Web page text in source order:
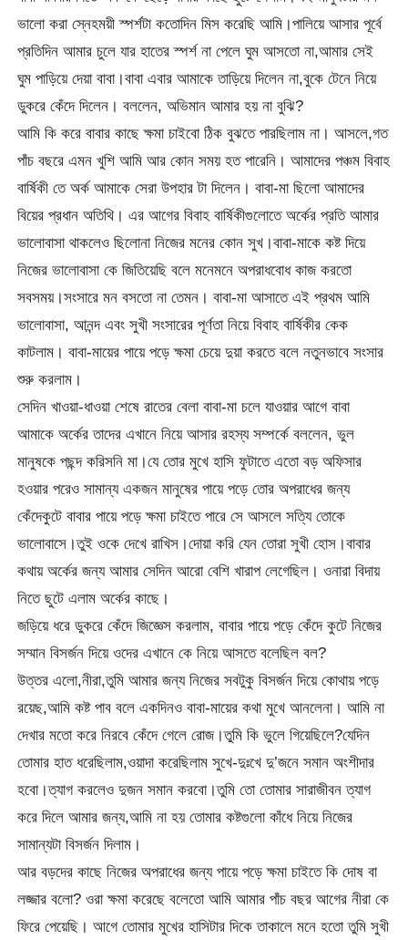
ভালো করা স্নেহময়ী স্পর্শটা কতোদিন মিস করেছি আমি।পালিয়ে আসার পূর্বে
প্রতিদিন আমার চুলে যার হাতের স্পর্শ না পেলে ঘুম আসতো না,আমার সেই
ঘুম পাড়িয়ে দেয়া বাবা।বাবা এবার আমাকে তাড়িয়ে দিলেন না,বুকে টেনে নিয়ে
ডুকরে কেঁদে দিলেন। বললেন, অভিমান আমার হয় না বুঝি?
আমি কি করে বাবার কাছে ক্ষমা চাইবো ঠিক বুঝতে পারছিলাম না। আসলে,গত
পাঁচ বছরে এমন খুশি আমি আর কোন সময় হত পারেনি। আমাদের পঞ্চম বিবাহ
বার্ষিকী তে অর্ক আমাকে সেরা উপহার টা দিলেন। বাবা-মা ছিলো আমাদের
বিয়ের প্রধান অতিথি। এর আগের বিবাহ বার্ষিকীগুলোতে অর্কের প্রতি আমার
ভালোবাসা থাকলেও ছিলোনা নিজের মনের কোন সুখ।বাবা-মাকে কষ্ট দিয়ে
নিজের ভালোবাসা কে জিতিয়েছি বলে মনেমনে অপরাধবোধ কাজ করতো
সবসময়।সংসারে মন বসতো না তেমন। বাবা-মা আসাতে এই প্রথম আমি
ভালোবাসা, আনন্দ এবং সুখী সংসারের পূর্ণতা নিয়ে বিবাহ বার্ষিকীর কেক
কাটলাম। বাবা-মায়ের পায়ে পড়ে ক্ষমা চেয়ে দুয়া করতে বলে নতুনভাবে সংসার
শুরু করলাম।
সেদিন খাওয়া-ধাওয়া শেষে রাতের বেলা বাবা-মা চলে যাওয়ার আগে বাবা
আমাকে অর্কের তাদের এখানে নিয়ে আসার রহস্য সম্পর্কে বললেন, ভুল
মানুষকে পছন্দ করিসনি মা।যে তোর মুখে হাসি ফুটাতে এতো বড় অফিসার
হওয়ার পরেও সামান্য একজন মানুষের পায়ে পড়ে তোর অপরাধের জন্য
কেঁদেকুটে বাবার পায়ে পড়ে ক্ষমা চাইতে পারে সে আসলে সত্যি তোকে
ভালোবাসে।তুই ওকে দেখে রাখিস।দোয়া করি যেন তোরা সুখী হোস।বাবার
কথায় অর্কের জন্য আমার সেদিন আরো বেশি খারাপ লেগেছিল। ওনারা বিদায়
নিতে ছুটে এলাম অর্কের কাছে।
জড়িয়ে ধরে ডুকরে কেঁদে জিজ্ঞেস করলাম, বাবার পায়ে পড়ে কেঁদে কুটে নিজের
সম্মান বিসর্জন দিয়ে ওদের এখানে কে নিয়ে আসতে বলেছিল বল?
উত্তর এলো,নীরা,তুমি আমার জন্য নিজের সবটুকু বিসর্জন দিয়ে কোথায় পড়ে
রয়েছ,আমি কষ্ট পাব বলে একদিনও বাবা-মায়ের কথা মুখে আনলেনা। আমি না
দেখার মতো করে নিরবে কেঁদে গেলে রোজ।তুমি কি ভুলে গিয়েছিলে?যেদিন
তোমার হাত ধরেছিলাম,ওয়াদা করেছিলাম সুখে-দুঃখে দু’জনে সমান অংশীদার
হবো।ত্যাগ করলেও দুজন সমান করবো।তুমি তো তোমার সারাজীবন ত্যাগ
করে দিলে আমার জন্য,আমি না হয় তোমার কষ্টগুলো কাঁধে নিয়ে নিজের
সামান্যটা বিসর্জন দিলাম।
আর বড়দের কাছে নিজের অপরাধের জন্য পায়ে পড়ে ক্ষমা চাইতে কি দোষ বা
লজ্জার বলো? ওরা ক্ষমা করেছে বলেতো আমি আমার পাঁচ বছর আগের নীরা কে
ফিরে পেয়েছি। আগে তোমার মুখের হাসিটার দিকে তাকালে মনে হতো তুমি সুখী